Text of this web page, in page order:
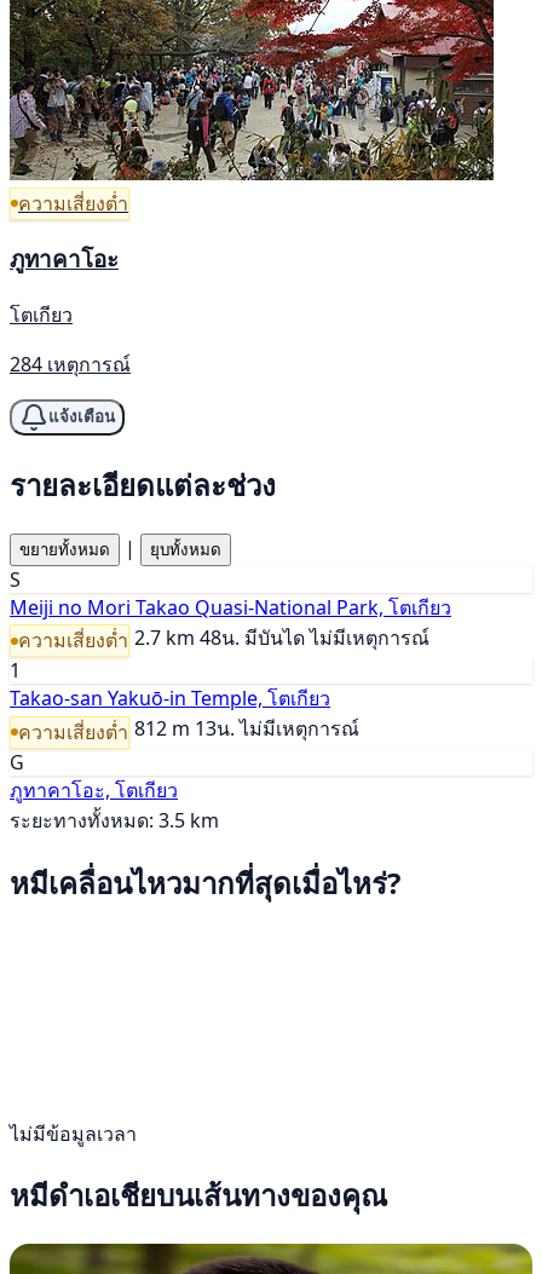
ความเสี่ยงต่ำ
ภูทาคาโอะ
โตเกียว
284 เหตุการณ์
แจ้งเตือน
รายละเอียดแต่ละช่วง
ขยายทั้งหมด | ยุบทั้งหมด
S
Meiji no Mori Takao Quasi-National Park, โตเกียว
ความเสี่ยงต่ำ 2.7 km 48น. มีบันไดไม่มีเหตุการณ์
1
Takao-san Yakuō-in Temple, โตเกียว
ความเสี่ยงต่ำ 812 m 13น. ไม่มีเหตุการณ์
G
ภูทาคาโอะ, โตเกียว
ระยะทางทั้งหมด: 3.5 km
หมีเคลื่อนไหวมากที่สุดเมื่อไหร่?
ไม่มีข้อมูลเวลา
หมีดำเอเชียบนเส้นทางของคุณ